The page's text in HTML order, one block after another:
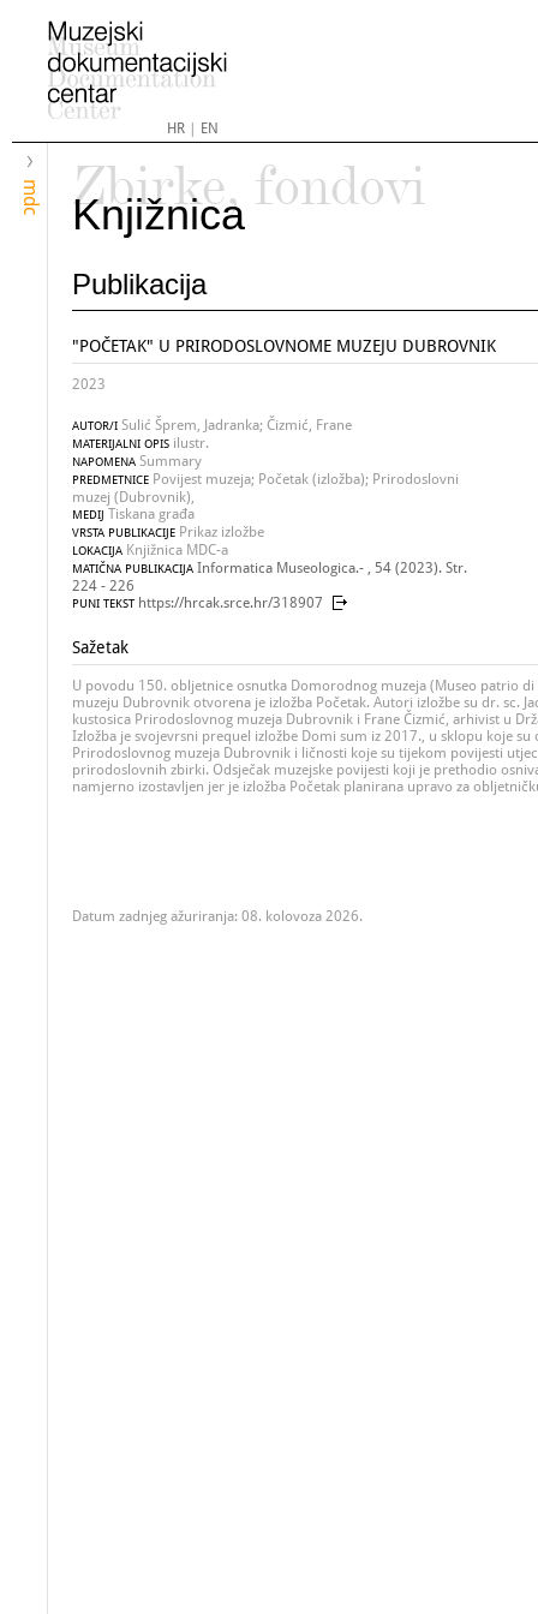
HR| EN
mdc
Zbirke, fondovi
Knjižnica
Publikacija
"POČETAK" U PRIRODOSLOVNOME MUZEJU DUBROVNIK
2023
AUTOR/I Sulić Šprem, Jadranka; Čizmić, Frane
MATERIJALNI OPIS ilustr.
NAPOMENA Summary
PREDMETNICE Povijest muzeja; Početak (izložba); Prirodoslovni
muzej (Dubrovnik),
MEDIJ Tiskana građa
VRSTA PUBLIKACIJE Prikaz izložbe
LOKACIJA Knjižnica MDC-a
MATIČNA PUBLIKACIJA Informatica Museologica.- , 54 (2023). Str.
224 - 226
PUNI TEKST https://hrcak.srce.hr/318907
Sažetak
U povodu 150. obljetnice osnutka Domorodnog muzeja (Museo patrio
muzeju Dubrovnik otvorena je izložba Početak. Autori izložbe su dr. sc.
kustosica Prirodoslovnog muzeja Dubrovnik i Frane Čizmić, arhivist u
Izložba je svojevrsni prequel izložbe Domi sum iz 2017., u sklopu koje su
Prirodoslovnog muzeja Dubrovnik i ličnosti koje su tijekom povijesti
prirodoslovnih zbirki. Odsječak muzejske povijesti koji je prethodio
namjerno izostavljen jer je izložba Početak planirana upravo za
Datum zadnjeg ažuriranja: 08. kolovoza 2026.